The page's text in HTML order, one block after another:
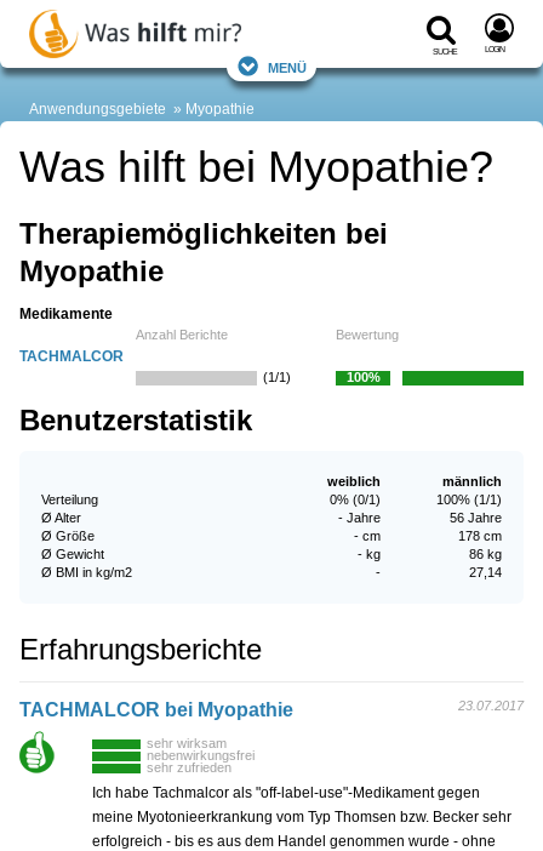
Suche Login
Menü
Anwendungsgebiete Myopathie
Was hilft bei Myopathie?
Therapiemöglichkeiten bei
Myopathie
Medikamente
Anzahl Berichte Bewertung
TACHMALCOR
(1/1) 100%
Benutzerstatistik
männlich
weiblich
Verteilung
100% (1/1)
0% (0/1)
Ø Alter
56 Jahre
- Jahre
Ø Größe
178 cm
- cm
Ø Gewicht
86 kg
- kg
Ø BMI in kg/m2
27,14
-
Erfahrungsberichte
TACHMALCOR bei Myopathie 23.07.2017
sehr wirksam
nebenwirkungsfrei
sehr zufrieden
Ich habe Tachmalcor als "off-label-use"-Medikament gegen
meine Myotonieerkrankung vom Typ Thomsen bzw. Becker sehr
erfolgreich - bis es aus dem Handel genommen wurde - ohne